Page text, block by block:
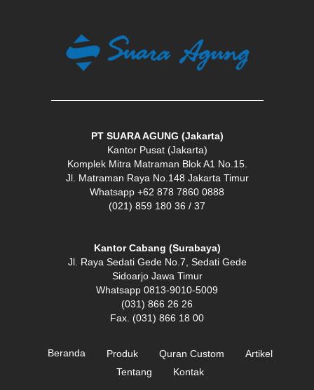
PT SUARA AGUNG (Jakarta)
Kantor Pusat (Jakarta)
Komplek Mitra Matraman Blok A1 No.15.
Jl. Matraman Raya No.148 Jakarta Timur
Whatsapp +62 878 7860 0888
(021) 859 180 36 / 37
Kantor Cabang (Surabaya)
Jl. Raya Sedati Gede No.7, Sedati Gede
Sidoarjo Jawa Timur
Whatsapp 0813-9010-5009
(031) 866 26 26
Fax. (031) 866 18 00
Beranda Produk Quran Custom
Artikel
Tentang
Kontak